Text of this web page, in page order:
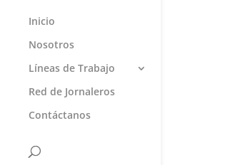
Inicio
Nosotros
Líneas de Trabajo
Red de Jornaleros
Contáctanos